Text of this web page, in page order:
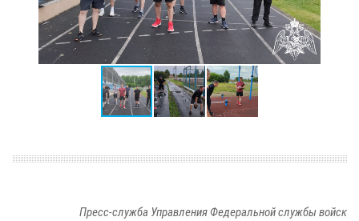
Пресс-служба Управления Федеральной службы войск